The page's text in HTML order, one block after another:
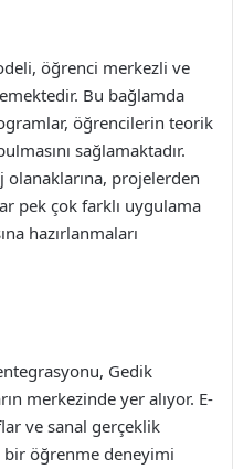
öğrenci merkezli ve
Bu bağlamda
öğrencilerin teorik
sağlamaktadır.
olanaklarına, projelerden
pek çok farklı uygulama
hazırlanmaları
Gedik
merkezinde yer alıyor. E-
ve sanal gerçeklik
bir öğrenme deneyimi